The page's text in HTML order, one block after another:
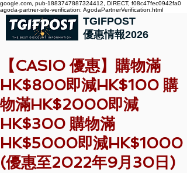
google.com, pub-1883747887324412, DIRECT, f08c47fec0942fa0
agoda-partner-site-verification: AgodaPartnerVerification.html
TGIFPOST
優惠情報2026
【CASIO 優惠】購物滿
HK$800即減HK$100 購
物滿HK$2000即減
HK$300 購物滿
HK$5000即減HK$1000
(優惠至2022年9月30日)